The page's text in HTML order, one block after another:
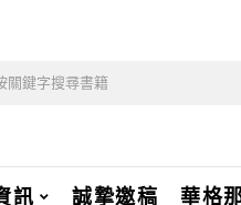
訊 誠摯邀稿 華格